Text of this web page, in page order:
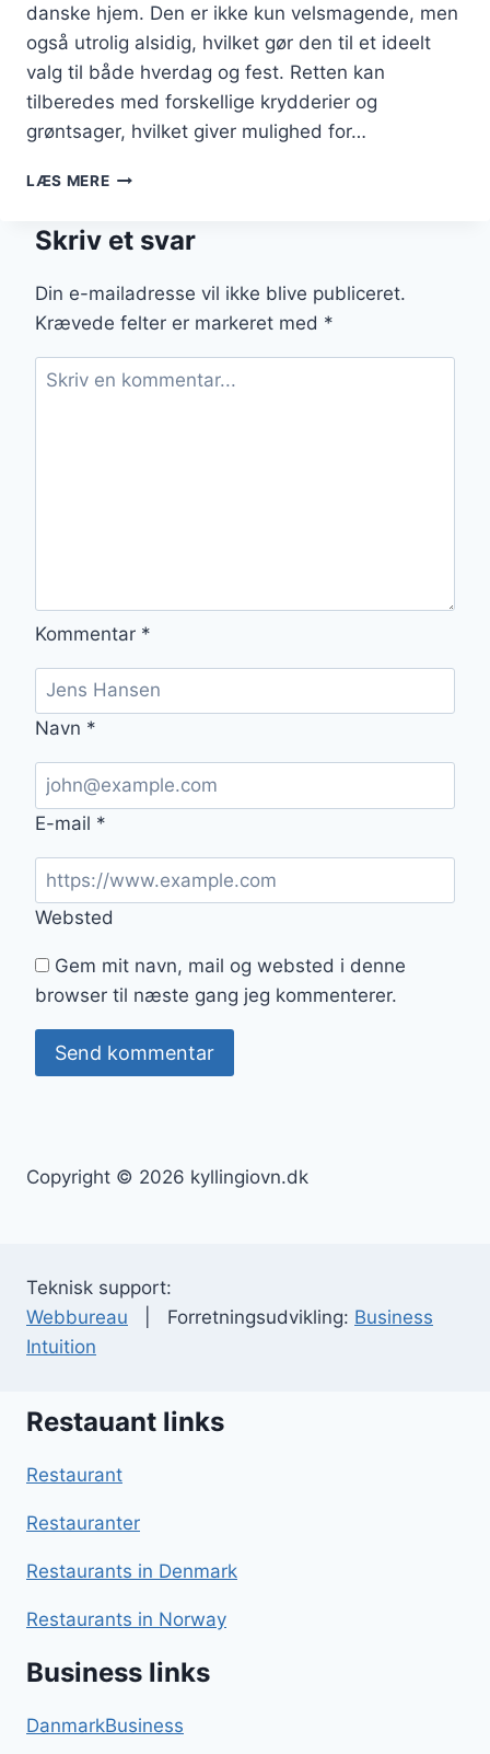
danske hjem. Den er ikke kun velsmagende, men
også utrolig alsidig, hvilket gør den til et ideelt
valg til både hverdag og fest. Retten kan
tilberedes med forskellige krydderier og
grøntsager, hvilket giver mulighed for…
LÆS MEREKYLLING
OPSKRIFT
MIDDAG
Skriv et svar
Din e-mailadresse vil ikke blive publiceret.
Krævede felter er markeret med *
Kommentar *
Navn *
E-mail *
Websted
Gem mit navn, mail og websted i denne
browser til næste gang jeg kommenterer.
Copyright © 2026 kyllingiovn.dk
Teknisk support:
Webbureau | Forretningsudvikling: Business
Intuition
Restauant links
Restaurant
Restauranter
Restaurants in Denmark
Restaurants in Norway
Business links
DanmarkBusiness